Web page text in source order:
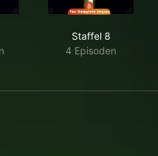
Staffel 8
4 Episoden